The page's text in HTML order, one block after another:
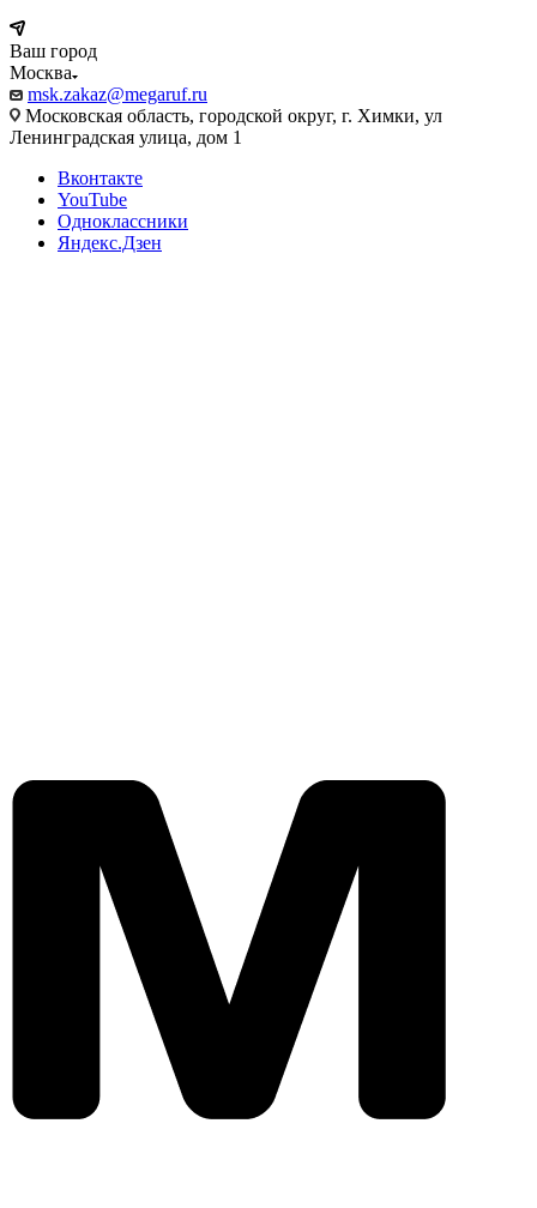
Ваш город
Москва
msk.zakaz@megaruf.ru
Московская область, городской округ, г. Химки, ул
Ленинградская улица, дом 1
Вконтакте
YouTube
Одноклассники
Яндекс.Дзен